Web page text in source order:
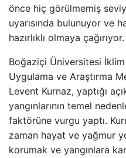
önce hiç görülmemiş
uyarısında bulunuyor ve
hazırlıklı olmaya çağırıyor.
Boğaziçi Üniversitesi
Uygulama ve Araştırma
Levent Kurnaz, yaptığı
yangınlarının temel
faktörüne vurgu yaptı.
zaman hayat ve yağmur
korumak ve yangınlara